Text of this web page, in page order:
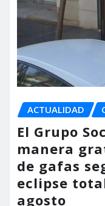
ACTUALIDAD
El Grupo
manera
de gafas
eclipse
agosto